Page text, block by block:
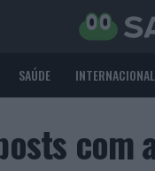
SAÚDE INTERNACIONAL
com